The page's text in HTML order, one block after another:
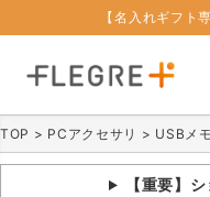
【名入れギフト
TOP PCアクセサリ USBメ
【重要】